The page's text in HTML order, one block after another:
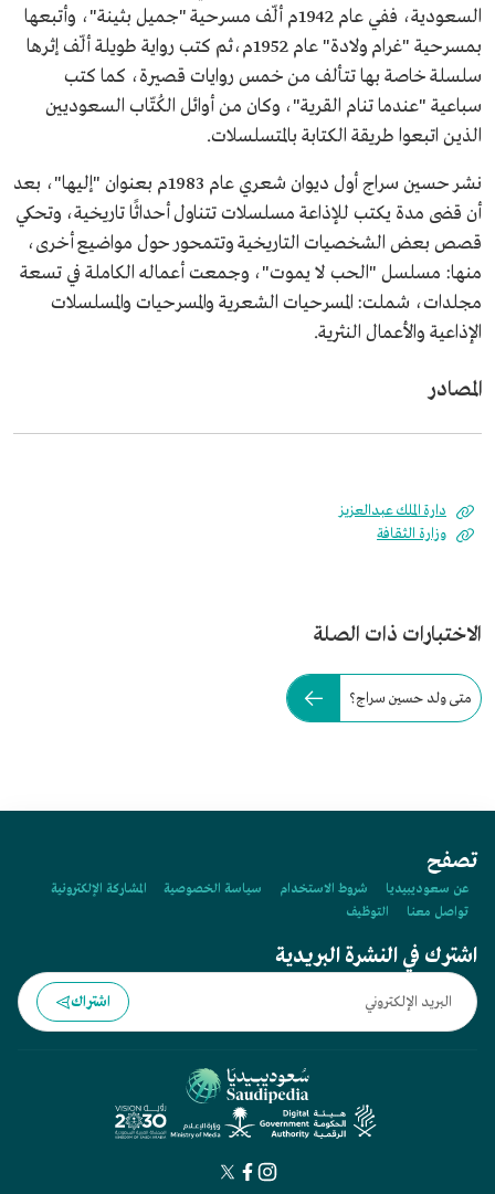
السعودية، ففي عام 1942م ألّف مسرحية "جميل بثينة"، وأتبعها
بمسرحية "غرام ولادة" عام 1952م،ثم كتب رواية طويلة ألّف إثرها
سلسلة خاصة بها تتألف من خمس روايات قصيرة، كما كتب
سباعية "عندما تنام القرية"، وكان من أوائل الكُتّاب السعوديين
الذين اتبعوا طريقة الكتابة بالمتسلسلات.
نشر حسين سراج أول ديوان شعري عام 1983م بعنوان "إليها"، بعد
أن قضى مدة يكتب للإذاعة مسلسلات تتناول أحداثًا تاريخية، وتحكي
قصص بعض الشخصيات التاريخية وتتمحور حول مواضيع أخرى،
منها: مسلسل "الحب لا يموت"، وجمعت أعماله الكاملة في تسعة
مجلدات، شملت: المسرحيات الشعرية والمسرحيات والمسلسلات
الإذاعية والأعمال النثرية.
المصادر
دارة الملك عبدالعزيز
وزارة الثقافة
الاختبارات ذات الصلة
متى ولد حسين سراج؟
تصفح
عن سعوديبيديا شروط الاستخدام سياسة الخصوصية
المشاركة الإلكترونية
تواصل معنا
التوظيف
اشترك في النشرة البريدية
اشتراك